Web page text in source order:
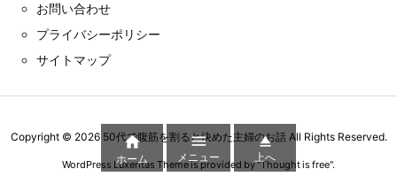
お問い合わせ
プライバシーポリシー
サイトマップ
Copyright © 2026 50代で腹筋を割ると決めた主婦のお話All Rights Reserved.
WordPress Luxeritas Theme is provided by "Thought is free".

ホーム

メニュー

上へ